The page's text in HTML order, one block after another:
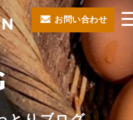
お問い合わせ